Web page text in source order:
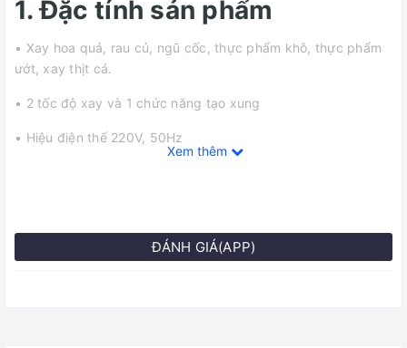
1. Đặc tính sản phẩm
• Xay hoa quả, rau củ, ngũ cốc, thực phẩm khô, thực phẩm
ướt, xay thịt cá.
• 2 tốc độ xay và 1 chức năng tạo xung
• Hiệu điện thế 220V, 50Hz
• Toàn bộ cối xay được chế tạo bằng nhựa nguyên sinh
Xem thêm
ĐÁNH GIÁ(APP)